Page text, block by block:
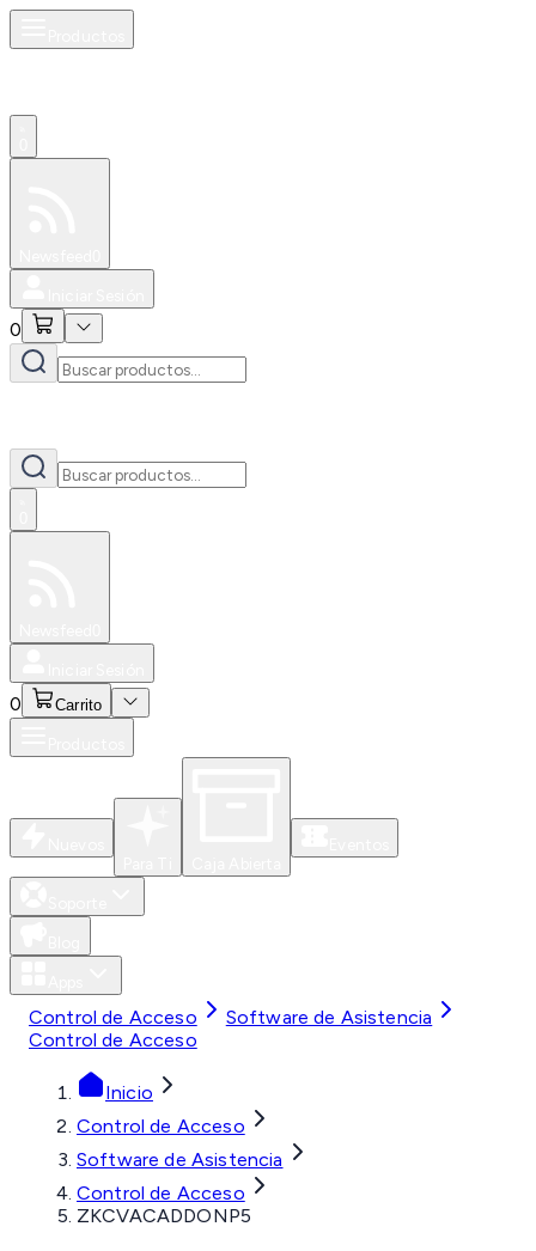
0
0 Carrito
Control de Acceso
Software de Asistencia
Control de Acceso
Inicio
Control de Acceso
Software de Asistencia
Control de Acceso
ZKCVACADDONP5